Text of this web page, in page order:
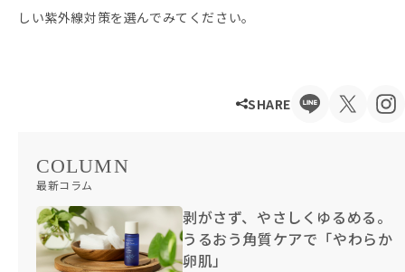
しい紫外線対策を選んでみてください。
SHARE
COLUMN
最新コラム
剥がさず、やさしくゆるめる。
うるおう角質ケアで「やわらか
卵肌」